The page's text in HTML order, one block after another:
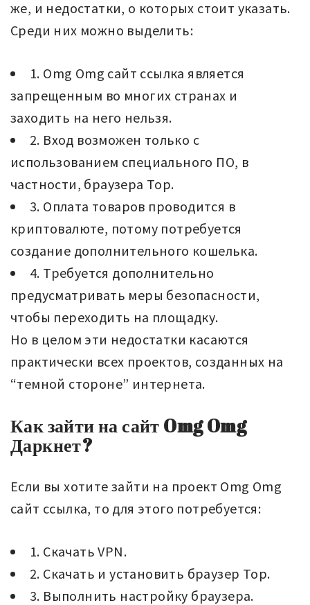
же, и недостатки, о которых стоит указать.
Среди них можно выделить:
1. Omg Omg сайт ссылка является
запрещенным во многих странах и
заходить на него нельзя.
2. Вход возможен только с
использованием специального ПО, в
частности, браузера Тор.
3. Оплата товаров проводится в
криптовалюте, потому потребуется
создание дополнительного кошелька.
4. Требуется дополнительно
предусматривать меры безопасности,
чтобы переходить на площадку.
Но в целом эти недостатки касаются
практически всех проектов, созданных на
“темной стороне” интернета.
Как зайти на сайт Omg Omg
Даркнет?
Если вы хотите зайти на проект Omg Omg
сайт ссылка, то для этого потребуется:
1. Скачать VPN.
2. Скачать и установить браузер Тор.
3. Выполнить настройку браузера.